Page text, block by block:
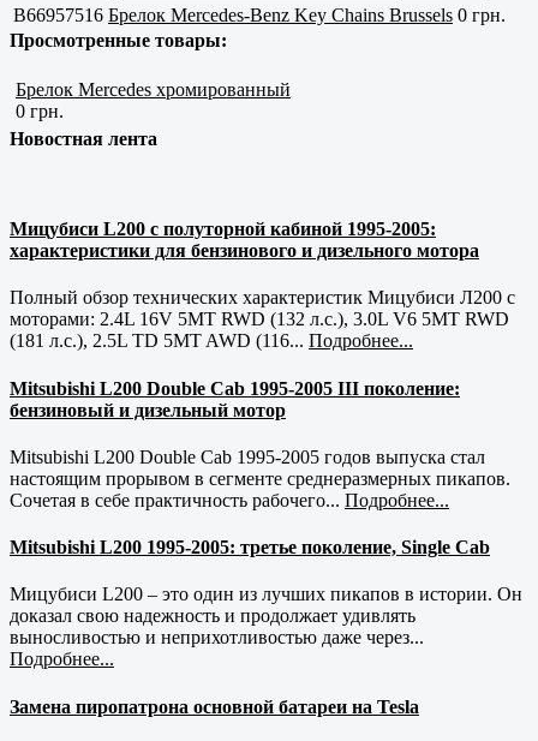
B66957516 Брелок Mercedes-Benz Key Chains Brussels 0 грн.
Просмотренные товары:
Брелок Mercedes хромированный
0 грн.
Новостная лента
Мицубиси L200 с полуторной кабиной 1995-2005:
характеристики для бензинового и дизельного мотора
Полный обзор технических характеристик Мицубиси Л200 с
моторами: 2.4L 16V 5MT RWD (132 л.с.), 3.0L V6 5MT RWD
(181 л.с.), 2.5L TD 5MT AWD (116... Подробнее...
Mitsubishi L200 Double Cab 1995-2005 III поколение:
бензиновый и дизельный мотор
Mitsubishi L200 Double Cab 1995-2005 годов выпуска стал
настоящим прорывом в сегменте среднеразмерных пикапов.
Сочетая в себе практичность рабочего... Подробнее...
Mitsubishi L200 1995-2005: третье поколение, Single Cab
Мицубиси L200 – это один из лучших пикапов в истории. Он
доказал свою надежность и продолжает удивлять
выносливостью и неприхотливостью даже через...
Подробнее...
Замена пиропатрона основной батареи на Tesla